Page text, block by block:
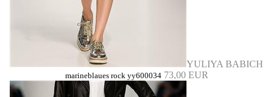
YULIYA BABICH
marineblaues rock yy600034 73,00 EUR